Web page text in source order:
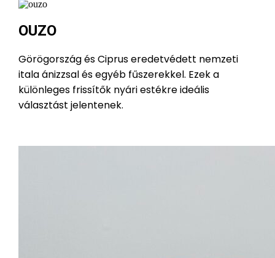
OUZO
Görögország és Ciprus eredetvédett nemzeti
itala ánizzsal és egyéb fűszerekkel. Ezek a
különleges frissítők nyári estékre ideális
választást jelentenek.